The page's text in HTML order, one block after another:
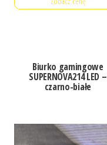
Biurko gamingowe
SUPERNOVA214 LED –
czarno-białe